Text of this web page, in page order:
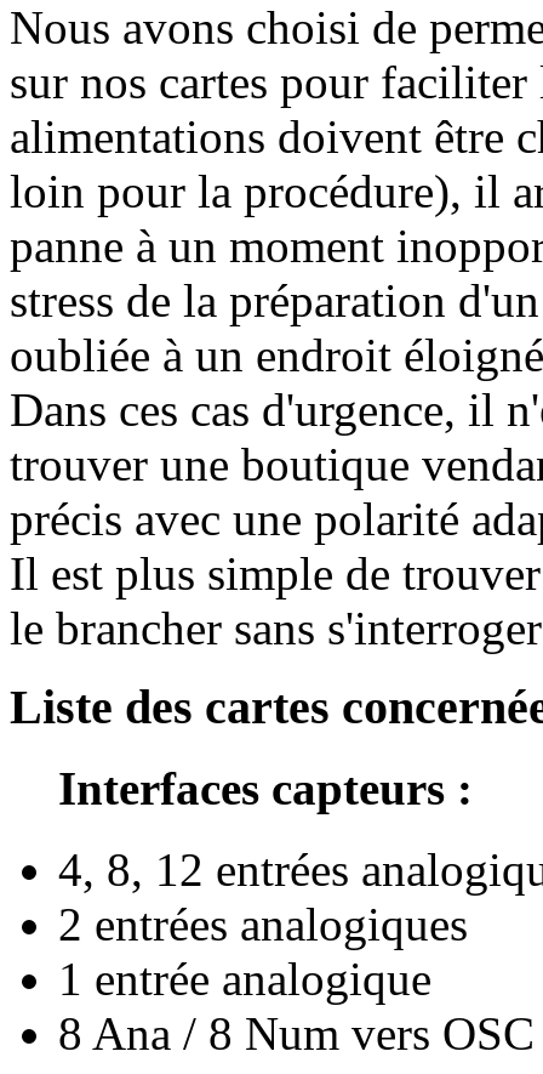
Nous avons choisi de
sur nos cartes pour
alimentations doivent être
loin pour la procédure), il
panne à un moment
stress de la préparation
oubliée à un endroit
Dans ces cas d'urgence, il
trouver une boutique
précis avec une polarité
Il est plus simple de
le brancher sans
Liste des cartes
Interfaces capteurs :
4, 8, 12 entrées
2 entrées analogiques
1 entrée analogique
8 Ana / 8 Num vers OSC